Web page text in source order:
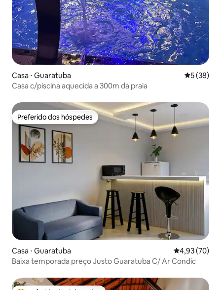
Casa ⋅ Guaratuba 5 de uma
5 (38)
Casa c/piscina aquecida a 300m da praia
Preferido dos hóspedes
Preferido dos hóspedes
Casa ⋅ Guaratuba 4,93 de uma
4,93 (70)
Baixa temporada preço Justo Guaratuba C/ Ar Condic